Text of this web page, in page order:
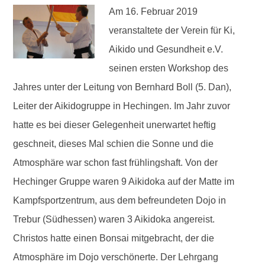
Am 16. Februar 2019
veranstaltete der Verein für Ki,
Aikido und Gesundheit e.V.
seinen ersten Workshop des
Jahres unter der Leitung von Bernhard Boll (5. Dan),
Leiter der Aikidogruppe in Hechingen. Im Jahr zuvor
hatte es bei dieser Gelegenheit unerwartet heftig
geschneit, dieses Mal schien die Sonne und die
Atmosphäre war schon fast frühlingshaft. Von der
Hechinger Gruppe waren 9 Aikidoka auf der Matte im
Kampfsportzentrum, aus dem befreundeten Dojo in
Trebur (Südhessen) waren 3 Aikidoka angereist.
Christos hatte einen Bonsai mitgebracht, der die
Atmosphäre im Dojo verschönerte. Der Lehrgang